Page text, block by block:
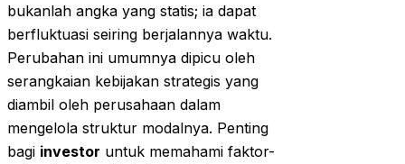
bukanlah angka yang statis; ia dapat
berfluktuasi seiring berjalannya waktu.
Perubahan ini umumnya dipicu oleh
serangkaian kebijakan strategis yang
diambil oleh perusahaan dalam
mengelola struktur modalnya. Penting
bagi investor untuk memahami faktor-